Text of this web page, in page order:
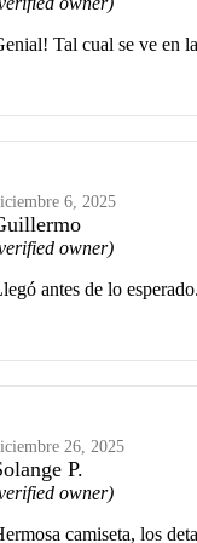
Tal cual se ve en
6, 2025
owner)
antes de lo
26, 2025
P.
owner)
camiseta, los